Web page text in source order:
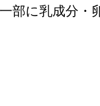
部に乳成分・